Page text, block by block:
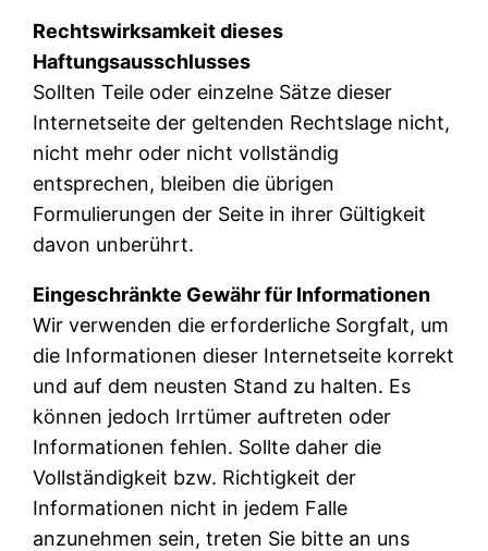
Rechtswirksamkeit dieses
Haftungsausschlusses
Sollten Teile oder einzelne Sätze dieser
Internetseite der geltenden Rechtslage nicht,
nicht mehr oder nicht vollständig
entsprechen, bleiben die übrigen
Formulierungen der Seite in ihrer Gültigkeit
davon unberührt.
Eingeschränkte Gewähr für Informationen
Wir verwenden die erforderliche Sorgfalt, um
die Informationen dieser Internetseite korrekt
und auf dem neusten Stand zu halten. Es
können jedoch Irrtümer auftreten oder
Informationen fehlen. Sollte daher die
Vollständigkeit bzw. Richtigkeit der
Informationen nicht in jedem Falle
anzunehmen sein, treten Sie bitte an uns